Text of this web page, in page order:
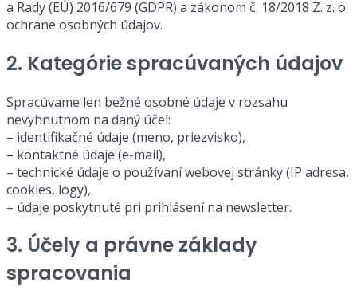
a Rady (EÚ) 2016/679 (GDPR) a zákonom č. 18/2018 Z. z. o
ochrane osobných údajov.
2. Kategórie spracúvaných údajov
Spracúvame len bežné osobné údaje v rozsahu
nevyhnutnom na daný účel:
– identifikačné údaje (meno, priezvisko),
– kontaktné údaje (e-mail),
– technické údaje o používaní webovej stránky (IP adresa,
cookies, logy),
– údaje poskytnuté pri prihlásení na newsletter.
3. Účely a právne základy
spracovania